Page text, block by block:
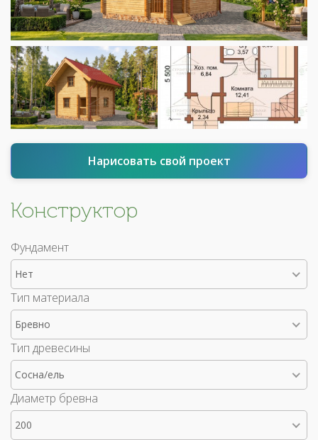
Нарисовать свой проект
Конструктор
Фундамент
Нет
Тип материала
Бревно
Тип древесины
Сосна/ель
Диаметр бревна
200